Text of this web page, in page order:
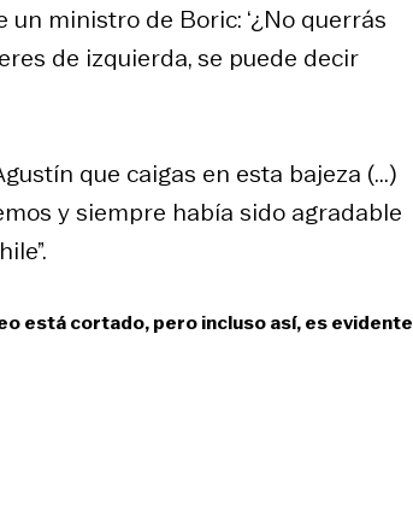
ministro de Boric: ‘¿No querrás
de izquierda, se puede decir
que caigas en esta bajeza (...)
y siempre había sido agradable
está cortado, pero incluso así, es evidente